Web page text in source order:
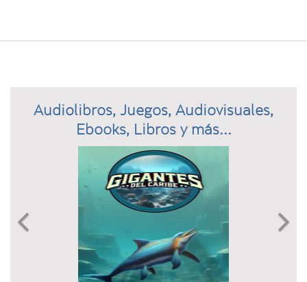
Audiolibros, Juegos, Audiovisuales,
Ebooks, Libros y más...
Previous 